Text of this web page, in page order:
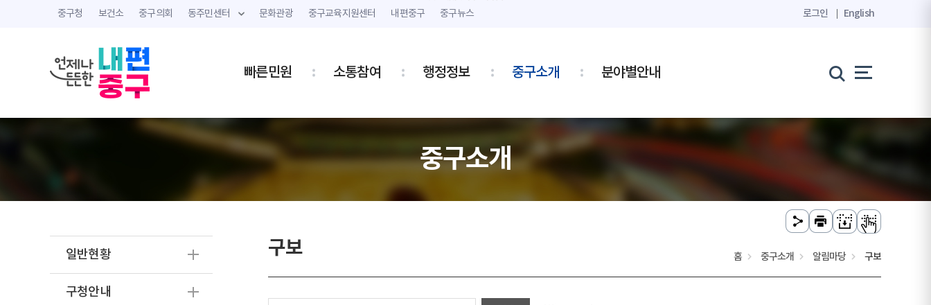
중구청 보건소 중구의회 동주민센터 문화관광 중구교육지원센터 내편중구 중구뉴스 로그인 English
빠른민원 소통참여 행정정보 중구소개 분야별안내
중구소개
일반현황
구청안내
구보 홈 중구소개 알림마당 구보